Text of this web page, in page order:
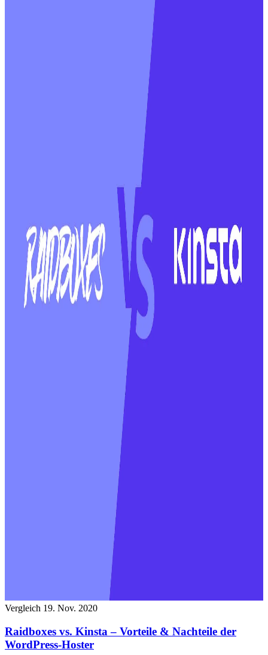
Vergleich 19. Nov. 2020
Raidboxes vs. Kinsta – Vorteile & Nachteile der
WordPress-Hoster